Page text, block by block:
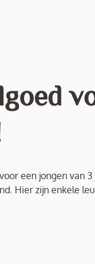
een jongen van
Hier zijn enkele